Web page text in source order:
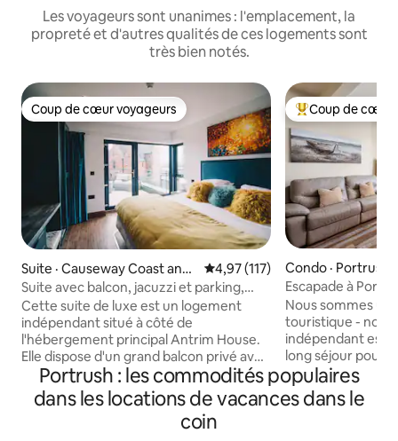
Les voyageurs sont unanimes : l'emplacement, la
propreté et d'autres qualités de ces logements sont
très bien notés.
Coup de cœur voyageurs
Coup de cœur voyageurs
Suite · Causeway Coast and
Glens
Note moyenne de 4,97 sur 5,
4,97 (117)
Suite avec balcon, jacuzzi et parking,
réservée aux adultes
Cette suite de luxe est un logement
indépendant situé à côté de
l'hébergement principal Antrim House.
Elle dispose d'un grand balcon privé avec
un spa à l'usage exclusif des voyageurs,
d'un stationnement privé sur place et se
trouve à seulement 2 minutes à pied des
plages de sable de Portrush et à
Coup de cœur
Coup de cœur
Condo · Portrush
Escapade à
Nous sommes
touristique -
indépendant est
long séjour pour
de la bonne
port. Partez à la
nord ! L'appartement se trouve à
Portrush : les commodités populaires
dans les locations de vacances dans le
coin